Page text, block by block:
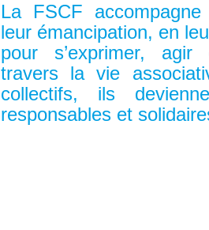
La FSCF
leur émancipation, en
pour s’exprimer, agir
travers la vie
collectifs, ils
responsables et